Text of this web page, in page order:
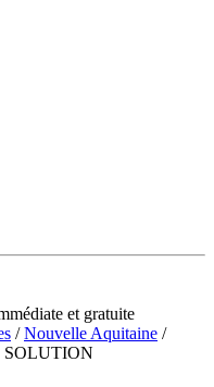
et gratuite
/Nouvelle Aquitaine /
SOLUTION